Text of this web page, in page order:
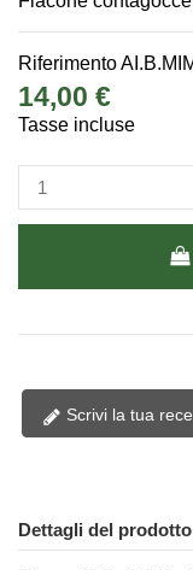
Riferimento
14,00 €
Tasse incluse
Scrivi la tua
Dettagli del prodotto